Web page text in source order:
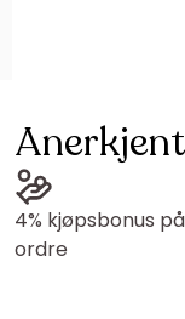
4% kjøpsbonus
ordre